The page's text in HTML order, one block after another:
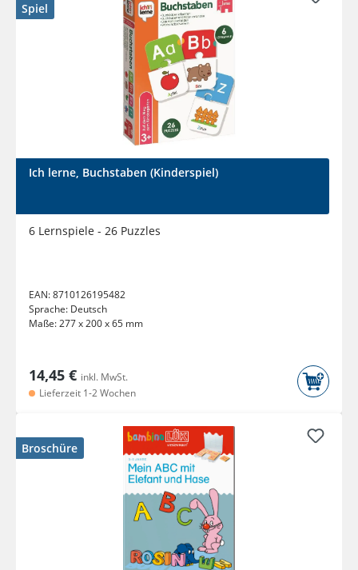
Spiel
Ich lerne, Buchstaben (Kinderspiel)
6 Lernspiele - 26 Puzzles
EAN:8710126195482
Sprache: Deutsch
Maße:277 x 200 x 65 mm
14,45 € inkl. MwSt.
Lieferzeit 1-2 Wochen
Broschüre